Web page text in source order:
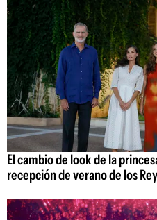
El cambio de look de la
recepción de verano de los